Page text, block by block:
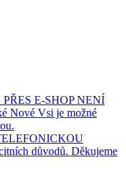
E-SHOP NENÍ
Nové Vsi je možné
důvodů. Děkujeme